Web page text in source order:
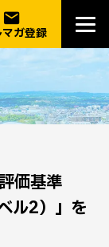
email
ガ登録
価基準
ル2）」を